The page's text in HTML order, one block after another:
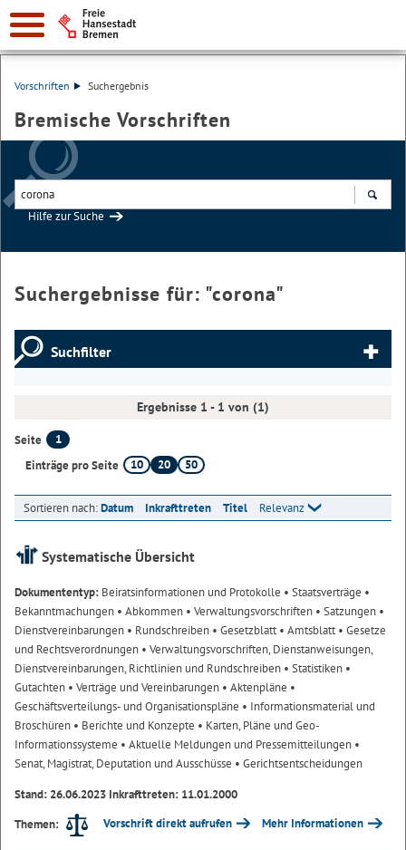
Vorschriften Suchergebnis
Bremische Vorschriften
Hilfe zur Suche
Suchergebnisse für: "corona"
Suchfilter
Ergebnisse 1 - 1 von (1)
Seite
1
Einträge pro Seite
10 20 50
Sortieren nach:Datum Inkrafttreten Titel Relevanz
Systematische Übersicht
Dokumententyp: Beiratsinformationen und Protokolle • Staatsverträge •
Bekanntmachungen • Abkommen • Verwaltungsvorschriften • Satzungen •
Dienstvereinbarungen • Rundschreiben • Gesetzblatt• Amtsblatt• Gesetze
und Rechtsverordnungen • Verwaltungsvorschriften, Dienstanweisungen,
Dienstvereinbarungen, Richtlinien und Rundschreiben • Statistiken •
Gutachten • Verträge und Vereinbarungen • Aktenpläne •
Geschäftsverteilungs- und Organisationspläne • Informationsmaterial und
Broschüren • Berichte und Konzepte • Karten, Pläne und Geo-
Informationssysteme • Aktuelle Meldungen und Pressemitteilungen •
Senat, Magistrat, Deputation und Ausschüsse • Gerichtsentscheidungen
Stand: 26.06.2023 Inkrafttreten: 11.01.2000
Themen:
Vorschrift direkt aufrufen Mehr Informationen